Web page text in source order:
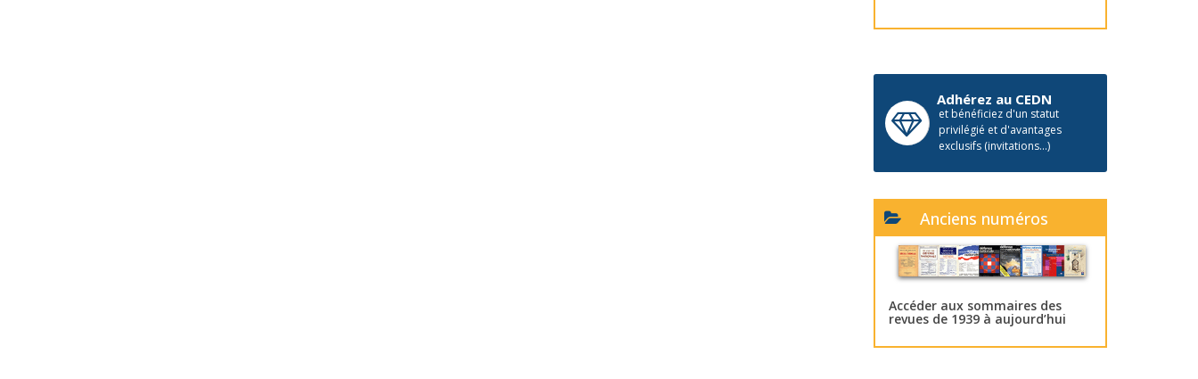
Adhérez au CEDN
et bénéficiez d'un statut
privilégié et d'avantages
exclusifs (invitations...)
Anciens numéros
Accéder aux sommaires des
revues de 1939 à aujourd’hui